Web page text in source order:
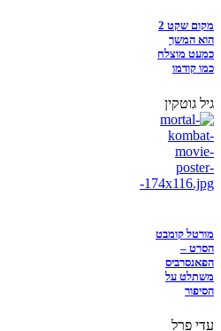
מקום שקט 2
הוא המשך
כמעט מוצלח
כמו קודמו
גיל גוטקין
מורטל קומבט
הסרט –
הפאנסרביס
משתלט על
הסיפור
עדי פרל